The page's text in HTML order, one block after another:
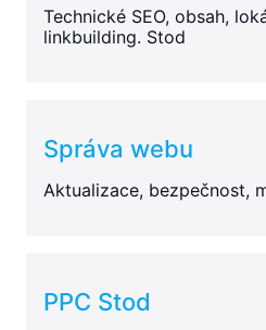
Technické SEO, obsah,
linkbuilding. Stod
Správa webu
Aktualizace, bezpečnost,
PPC Stod